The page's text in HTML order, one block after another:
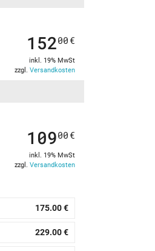
15200 €
inkl. 19% MwSt
zzgl. Versandkosten
10900 €
inkl. 19% MwSt
zzgl. Versandkosten
175.00 €
229.00 €